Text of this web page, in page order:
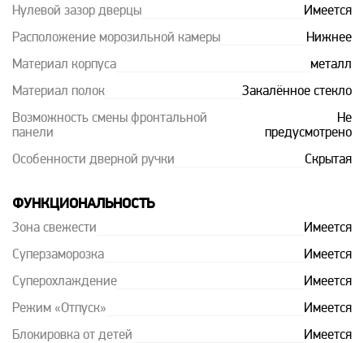
Нулевой зазор дверцы Имеется
Расположение морозильной камеры Нижнее
Материал корпуса металл
Материал полок Закалённое стекло
Возможность смены фронтальной
панели
Не
предусмотрено
Особенности дверной ручки Скрытая
ФУНКЦИОНАЛЬНОСТЬ
Зона свежести Имеется
Суперзаморозка Имеется
Суперохлаждение Имеется
Режим «Отпуск» Имеется
Блокировка от детей Имеется